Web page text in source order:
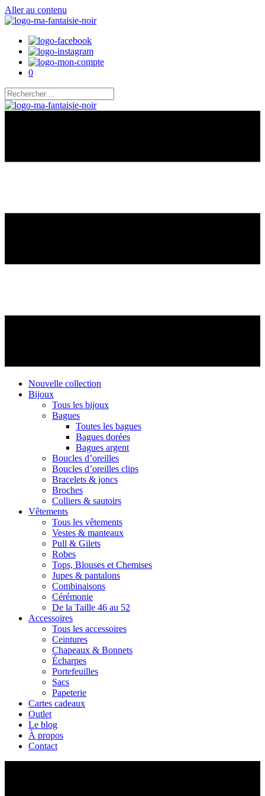
Aller au contenu
0
Nouvelle collection
Bijoux
Tous les bijoux
Bagues
Toutes les bagues
Bagues dorées
Bagues argent
Boucles d’oreilles
Boucles d’oreilles clips
Bracelets & joncs
Broches
Colliers & sautoirs
Vêtements
Tous les vêtements
Vestes & manteaux
Pull & Gilets
Robes
Tops, Blouses et Chemises
Jupes & pantalons
Combinaisons
Cérémonie
De la Taille 46 au 52
Accessoires
Tous les accessoires
Ceintures
Chapeaux & Bonnets
Écharpes
Portefeuilles
Sacs
Papeterie
Cartes cadeaux
Outlet
Le blog
À propos
Contact
Panneau de gestion des cookies